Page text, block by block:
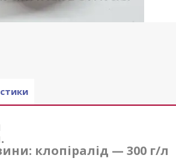
клопіралід — 300 г/л